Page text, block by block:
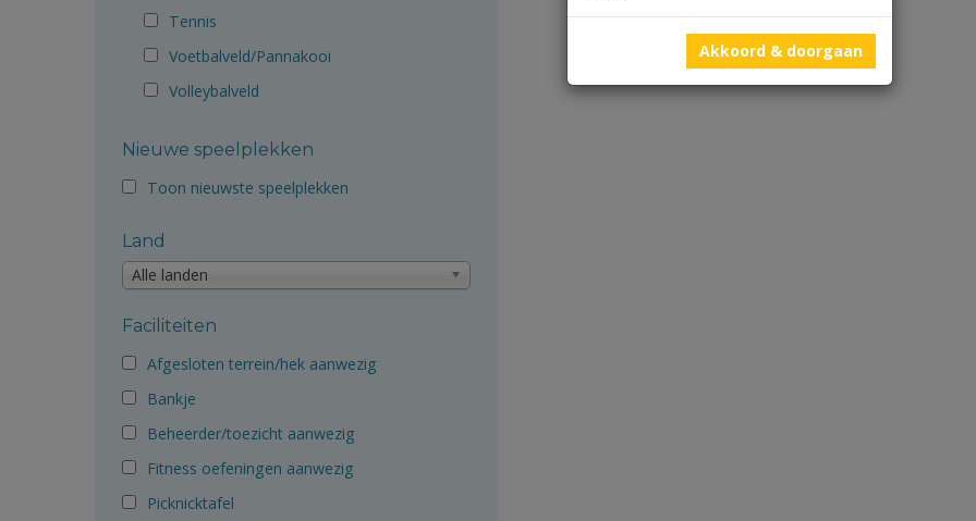
Tennis
Voetbalveld/Pannakooi
Volleybalveld
Nieuwe speelplekken
Toon nieuwste speelplekken
Land
Alle landen
Faciliteiten
Afgesloten terrein/hek aanwezig
Bankje
Beheerder/toezicht aanwezig
Fitness oefeningen aanwezig
Picknicktafel
Akkoord & doorgaan